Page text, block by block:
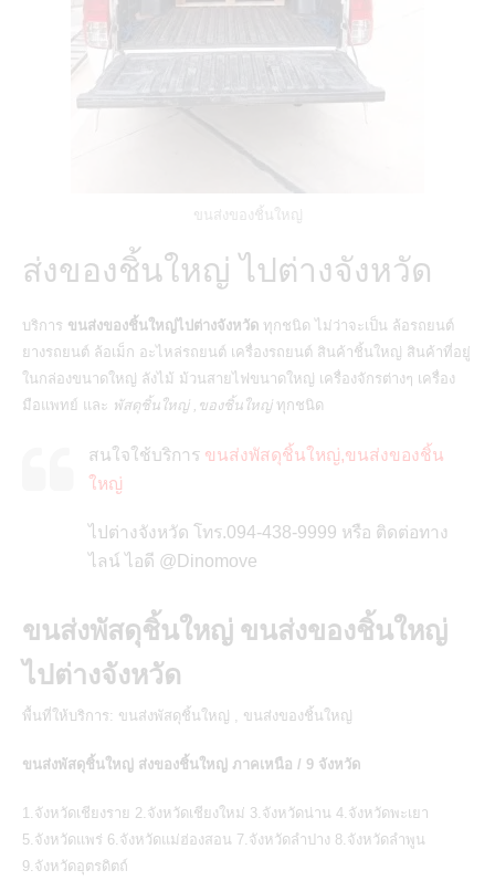
ขนส่งของชิ้นใหญ่
ส่งของชิ้นใหญ่ ไปต่างจังหวัด
บริการ ขนส่งของชิ้นใหญ่ไปต่างจังหวัด ทุกชนิด ไม่ว่าจะเป็น ล้อรถยนต์
ยางรถยนต์ ล้อเม็ก อะไหล่รถยนต์ เครื่องรถยนต์ สินค้าชิ้นใหญ่ สินค้าที่อยู่
ในกล่องขนาดใหญ่ ลังไม้ ม้วนสายไฟขนาดใหญ่ เครื่องจักรต่างๆ เครื่อง
มือแพทย์ และ พัสดุชิ้นใหญ่ ,ของชิ้นใหญ่ทุกชนิด
สนใจใช้บริการ ขนส่งพัสดุชิ้นใหญ่,ขนส่งของชิ้น
ใหญ่
ไปต่างจังหวัด โทร.094-438-9999 หรือ ติดต่อทาง
ไลน์ ไอดี @Dinomove
ขนส่งพัสดุชิ้นใหญ่ ขนส่งของชิ้นใหญ่
ไปต่างจังหวัด
พื้นที่ให้บริการ: ขนส่งพัสดุชิ้นใหญ่ , ขนส่งของชิ้นใหญ่
ขนส่งพัสดุชิ้นใหญ่ ส่งของชิ้นใหญ่ ภาคเหนือ / 9 จังหวัด
1.จังหวัดเชียงราย 2.จังหวัดเชียงใหม่ 3.จังหวัดน่าน 4.จังหวัดพะเยา
5.จังหวัดแพร่ 6.จังหวัดแม่ฮ่องสอน 7.จังหวัดลำปาง 8.จังหวัดลำพูน
9.จังหวัดอุตรดิตถ์